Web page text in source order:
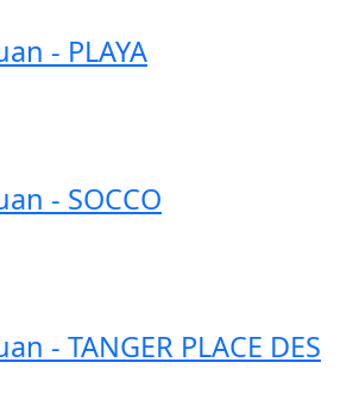
- PLAYA
- SOCCO
- TANGER PLACE DES